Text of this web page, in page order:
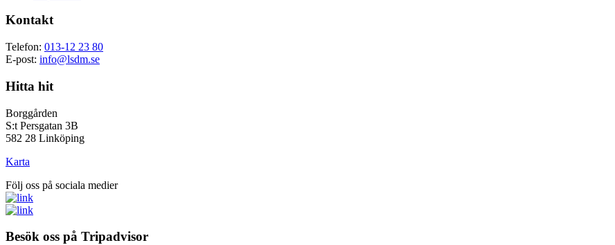
Kontakt
Telefon: 013-12 23 80
E-post: info@lsdm.se
Hitta hit
Borggården
S:t Persgatan 3B
582 28 Linköping
Karta
Följ oss på sociala medier
Besök oss på Tripadvisor